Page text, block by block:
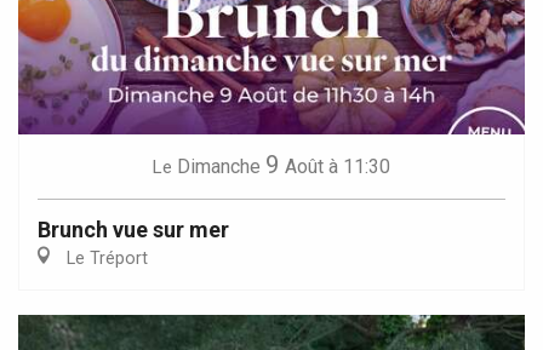
Le Dimanche 9 Août à 11:30
Brunch vue sur mer
Le Tréport